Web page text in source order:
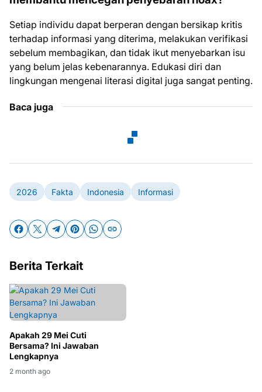
Setiap individu dapat berperan dengan bersikap kritis
terhadap informasi yang diterima, melakukan verifikasi
sebelum membagikan, dan tidak ikut menyebarkan isu
yang belum jelas kebenarannya. Edukasi diri dan
lingkungan mengenai literasi digital juga sangat penting.
Baca juga
2026 Fakta Indonesia Informasi
Berita Terkait
Apakah 29 Mei Cuti
Bersama? Ini Jawaban
Lengkapnya
2 month ago